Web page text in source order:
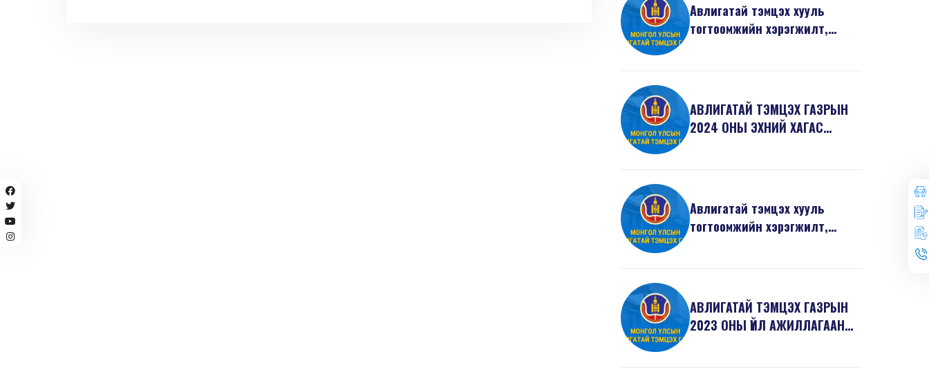
Авлигатай тэмцэх хууль
тогтоомжийн хэрэгжилт,
АВЛИГАТАЙ ТЭМЦЭХ ГАЗРЫН
2024 ОНЫ ЭХНИЙ ХАГАС
Авлигатай тэмцэх хууль
тогтоомжийн хэрэгжилт,
АВЛИГАТАЙ ТЭМЦЭХ ГАЗРЫН
2023 ОНЫ ҮЙЛ АЖИЛЛАГААНЫ